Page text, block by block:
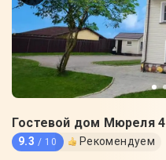
Гостевой дом Мюреля 4
9.3 / 10 Рекомендуем